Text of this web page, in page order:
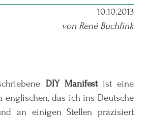
10.10.2013
von René Buchfink
DIY Manifestist eine
englischen, das ich ins Deutsche
an einigen Stellen präzisiert